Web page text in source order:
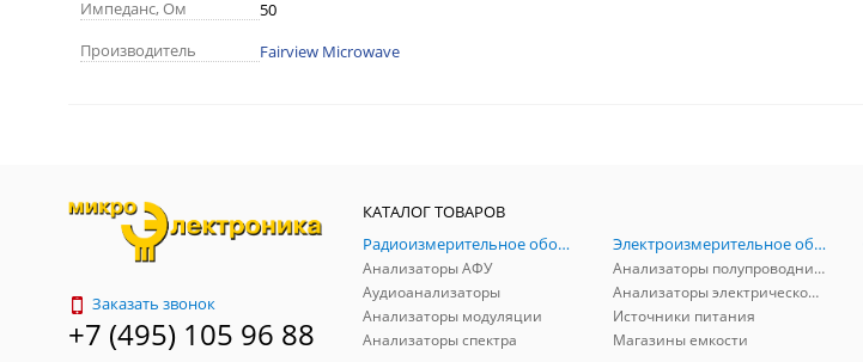
Импеданс, Ом
50
Производитель
Fairview Microwave
Заказать звонок
+7 (495) 105 96 88
КАТАЛОГ ТОВАРОВ
Радиоизмерительное оборудование
Анализаторы АФУ
Аудиоанализаторы
Анализаторы модуляции
Анализаторы спектра
Электроизмерительное оборудование
Анализаторы полупроводников
Анализаторы электрической мощности
Источники питания
Магазины емкости